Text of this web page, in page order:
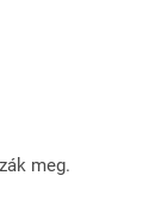
meg.